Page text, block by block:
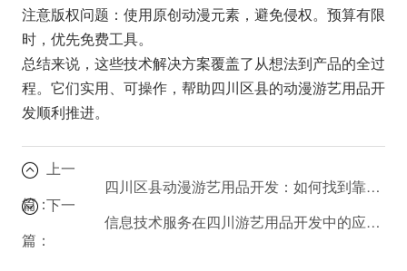
注意版权问题：使用原创动漫元素，避免侵权。预算有限
时，优先免费工具。
总结来说，这些技术解决方案覆盖了从想法到产品的全过
程。它们实用、可操作，帮助四川区县的动漫游艺用品开
发顺利推进。
上一
篇：
四川区县动漫游艺用品开发：如何找到靠谱的技术支持？
下一
篇：
信息技术服务在四川游艺用品开发中的应用：从咨询到推广